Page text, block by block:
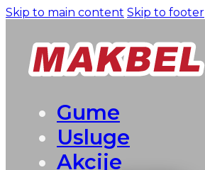
Skip to main content Skip to footer
Gume
Usluge
Akcije